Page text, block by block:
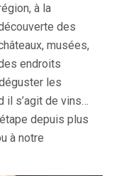
à la
des
musées,
endroits
les
il s’agit de vins…
depuis plus
à notre